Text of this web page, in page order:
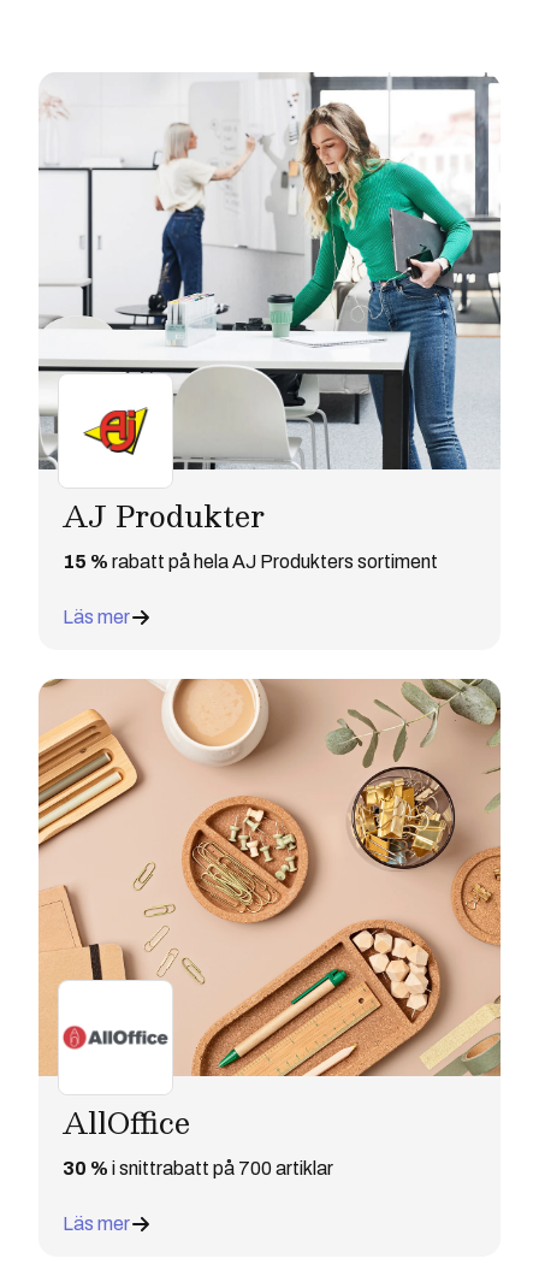
AJ Produkter
15 % rabatt på hela AJ Produkters sortiment
Läs mer
AllOffice
30 % i snittrabatt på 700 artiklar
Läs mer